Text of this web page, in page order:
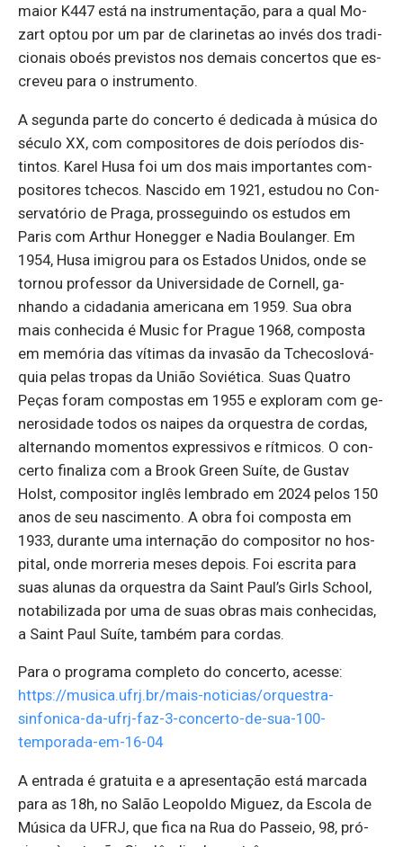
maior K447 está na ins­tru­men­tação, para a qual Mo­
zart optou por um par de cla­ri­netas ao invés dos tra­di­
ci­o­nais oboés pre­vistos nos de­mais con­certos que es­
creveu para o ins­tru­mento.
A se­gunda parte do con­certo é de­di­cada à mú­sica do
sé­culo XX, com com­po­si­tores de dois pe­ríodos dis­
tintos. Karel Husa foi um dos mais im­por­tantes com­
po­si­tores tchecos. Nas­cido em 1921, es­tudou no Con­
ser­va­tório de Praga, pros­se­guindo os es­tudos em
Paris com Arthur Ho­negger e Nadia Bou­langer. Em
1954, Husa imi­grou para os Es­tados Unidos, onde se
tornou pro­fessor da Uni­ver­si­dade de Cor­nell, ga­
nhando a ci­da­dania ame­ri­cana em 1959. Sua obra
mais co­nhe­cida é Music for Prague 1968, com­posta
em me­mória das ví­timas da in­vasão da Tche­cos­lo­vá­
quia pelas tropas da União So­vié­tica. Suas Quatro
Peças foram com­postas em 1955 e ex­ploram com ge­
ne­ro­si­dade todos os naipes da or­questra de cordas,
al­ter­nando mo­mentos ex­pres­sivos e rít­micos. O con­
certo fi­na­liza com a Brook Green Suíte, de Gustav
Holst, com­po­sitor in­glês lem­brado em 2024 pelos 150
anos de seu nas­ci­mento. A obra foi com­posta em
1933, du­rante uma in­ter­nação do com­po­sitor no hos­
pital, onde mor­reria meses de­pois. Foi es­crita para
suas alunas da or­questra da Saint Paul’s Girls School,
no­ta­bi­li­zada por uma de suas obras mais co­nhe­cidas,
a Saint Paul Suíte, também para cordas.
Para o programa completo do concerto, acesse:
https://musica.ufrj.br/mais-noticias/orquestra-
sinfonica-da-ufrj-faz-3-concerto-de-sua-100-
temporada-em-16-04
A en­trada é gra­tuita e a apre­sen­tação está mar­cada
para as 18h, no Salão Le­o­poldo Mi­guez, da Es­cola de
Mú­sica da UFRJ, que fica na Rua do Pas­seio, 98, pró­